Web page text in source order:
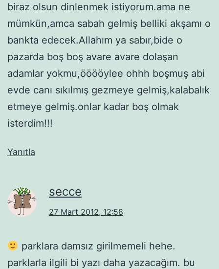
biraz olsun dinlenmek istiyorum.ama ne
mümkün,amca sabah gelmiş belliki akşamı o
bankta edecek.Allahım ya sabır,bide o
pazarda boş boş avare avare dolaşan
adamlar yokmu,ööööylee ohhh boşmuş abi
evde canı sıkılmış gezmeye gelmiş,kalabalık
etmeye gelmiş.onlar kadar boş olmak
isterdim!!!
Yanıtla
secce
27 Mart 2012, 12:58
parklara damsız girilmemeli hehe.
parklarla ilgili bi yazı daha yazacağım. bu